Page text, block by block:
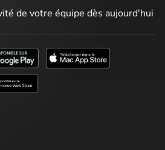
de votre équipe dès aujourd'hui